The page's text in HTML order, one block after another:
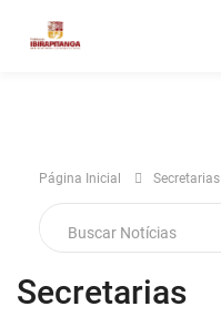
Página Inicial Secretarias
Secretarias